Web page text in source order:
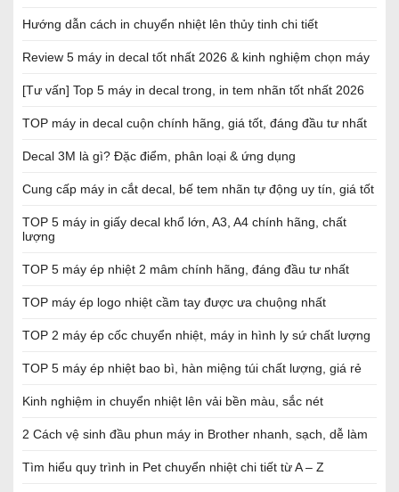
Hướng dẫn cách in chuyển nhiệt lên thủy tinh chi tiết
Review 5 máy in decal tốt nhất 2026 & kinh nghiệm chọn máy
[Tư vấn] Top 5 máy in decal trong, in tem nhãn tốt nhất 2026
TOP máy in decal cuộn chính hãng, giá tốt, đáng đầu tư nhất
Decal 3M là gì? Đặc điểm, phân loại & ứng dụng
Cung cấp máy in cắt decal, bế tem nhãn tự động uy tín, giá tốt
TOP 5 máy in giấy decal khổ lớn, A3, A4 chính hãng, chất
lượng
TOP 5 máy ép nhiệt 2 mâm chính hãng, đáng đầu tư nhất
TOP máy ép logo nhiệt cầm tay được ưa chuộng nhất
TOP 2 máy ép cốc chuyển nhiệt, máy in hình ly sứ chất lượng
TOP 5 máy ép nhiệt bao bì, hàn miệng túi chất lượng, giá rẻ
Kinh nghiệm in chuyển nhiệt lên vải bền màu, sắc nét
2 Cách vệ sinh đầu phun máy in Brother nhanh, sạch, dễ làm
Tìm hiểu quy trình in Pet chuyển nhiệt chi tiết từ A – Z